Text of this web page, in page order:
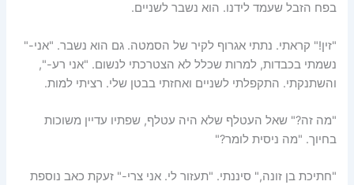
בפח הזבל שעמד לידנו. הוא נשבר לשניים.
"זין!" קראתי. נתתי אגרוף לקיר של הסמטה. גם הוא נשבר. "אני-"
נשמתי בכבדות, למרות שכלל לא הצטרכתי לנשום. "אני רע-",
והשתנקתי. התקפלתי לשניים ואחזתי בבטן שלי. רציתי למות.
"מה זה?" שאל העטלף שלא היה עטלף, שפתיו עדיין משוכות
בחיוך. "מה ניסית לומר?"
"חתיכת בן זונה," סיננתי. "תעזור לי. אני צרי-" זעקת כאב נוספת